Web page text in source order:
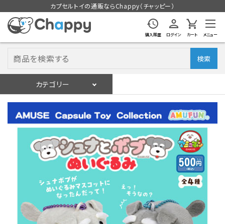
カプセルトイの通販ならChappy（チャッピー）
購入履歴 ログイン カート メニュー
検索
カテゴリー
入荷スケジュールをチェック
カプセルトイマシン本体
カプセルトイ
販促用空カプセル